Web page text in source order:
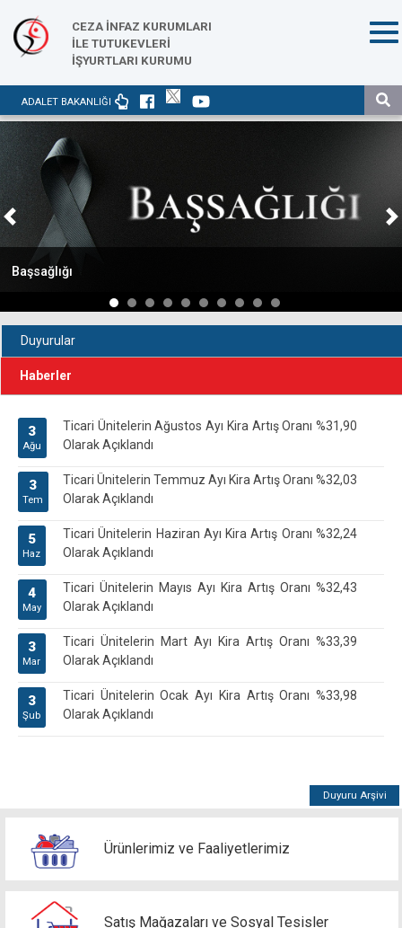
CEZA İNFAZ KURUMLARI
İLE TUTUKEVLERİ
İŞYURTLARI KURUMU
ADALET BAKANLIĞI
Başsağlığı
Previous
Duyurular
Haberler
3
Ağu
Ticari Ünitelerin Ağustos Ayı Kira Artış Oranı %31,90
Olarak Açıklandı
3
Tem
Ticari Ünitelerin Temmuz Ayı Kira Artış Oranı %32,03
Olarak Açıklandı
5
Haz
Ticari Ünitelerin Haziran Ayı Kira Artış Oranı %32,24
Olarak Açıklandı
4
May
Ticari Ünitelerin Mayıs Ayı Kira Artış Oranı %32,43
Olarak Açıklandı
3
Mar
Ticari Ünitelerin Mart Ayı Kira Artış Oranı %33,39
Olarak Açıklandı
3
Şub
Ticari Ünitelerin Ocak Ayı Kira Artış Oranı %33,98
Olarak Açıklandı
Duyuru Arşivi
Ürünlerimiz ve Faaliyetlerimiz
Satış Mağazaları ve Sosyal Tesisler